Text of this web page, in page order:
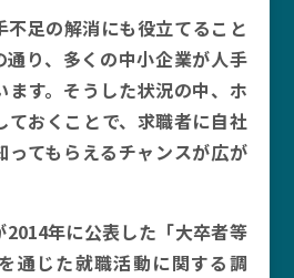
不足の解消にも役立てること
通り、多くの中小企業が人手
ます。そうした状況の中、ホ
ておくことで、求職者に自社
ってもらえるチャンスが広が
年に公表した「大卒者等
通じた就職活動に関する調